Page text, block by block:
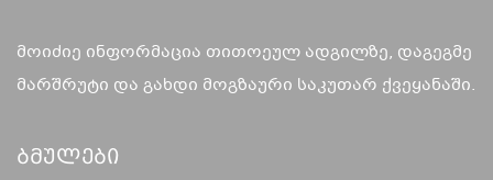
მოიძიე ინფორმაცია თითოეულ ადგილზე, დაგეგმე
მარშრუტი და გახდი მოგზაური საკუთარ ქვეყანაში.
Ბმულები